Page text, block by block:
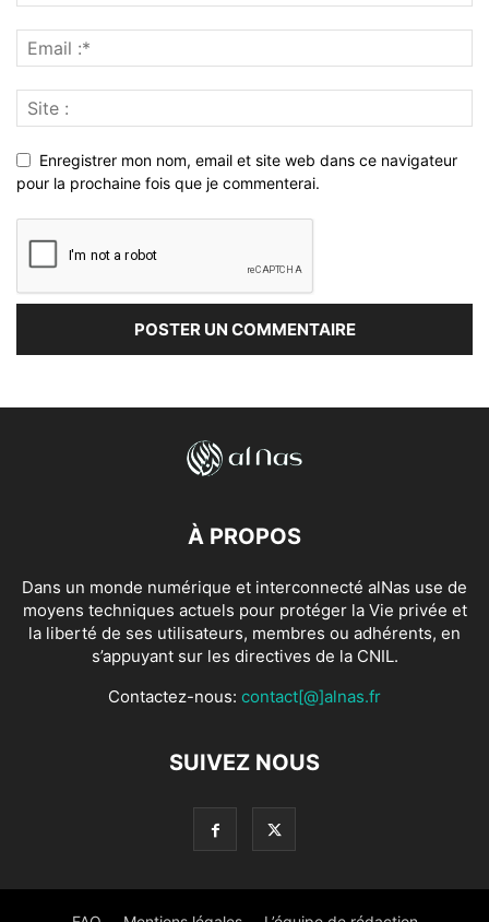
Enregistrer mon nom, email et site web dans ce navigateur
pour la prochaine fois que je commenterai.
À PROPOS
Dans un monde numérique et interconnecté alNas use de
moyens techniques actuels pour protéger la Vie privée et
la liberté de ses utilisateurs, membres ou adhérents, en
s’appuyant sur les directives de la CNIL.
Contactez-nous: contact[@]alnas.fr
SUIVEZ NOUS